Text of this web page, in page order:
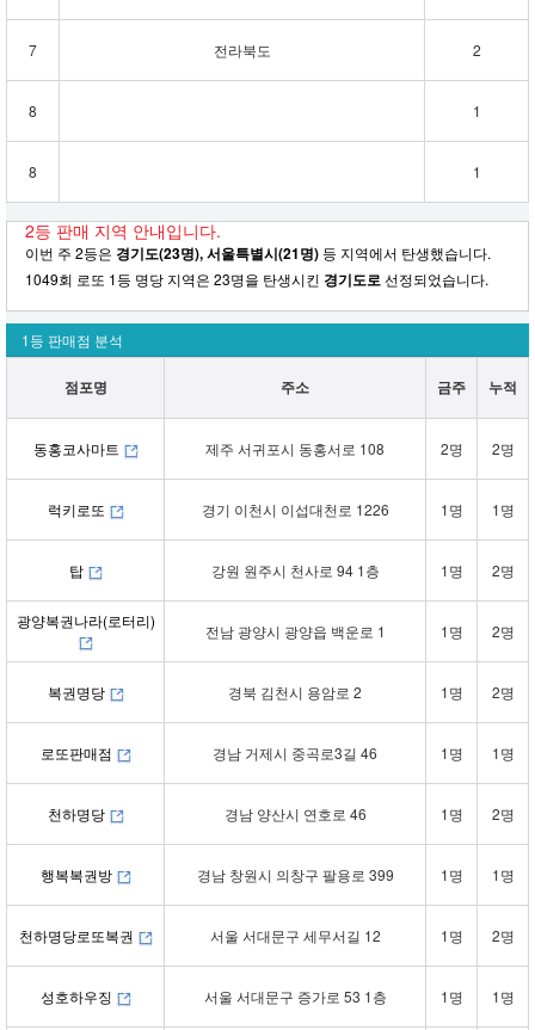
7 전라북도 2
8 1
8 1
2등 판매 지역 안내입니다.
이번 주 2등은 경기도(23명), 서울특별시(21명) 등 지역에서 탄생했습니다.
1049회 로또 1등 명당 지역은 23명을 탄생시킨 경기도로선정되었습니다.
1등 판매점 분석
점포명 주소 금주 누적
동홍코사마트 제주 서귀포시 동홍서로 108 2명 2명
럭키로또 경기 이천시 이섭대천로 1226 1명 1명
탑 강원 원주시 천사로 94 1층 1명 2명
광양복권나라(로터리)
전남 광양시 광양읍 백운로 1 1명 2명
복권명당 경북 김천시 용암로 2 1명 2명
로또판매점 경남 거제시 중곡로3길 46 1명 1명
천하명당 경남 양산시 연호로 46 1명 2명
행복복권방 경남 창원시 의창구 팔용로 399 1명 1명
천하명당로또복권 서울 서대문구 세무서길 12 1명 2명
성호하우징 서울 서대문구 증가로 53 1층 1명 1명